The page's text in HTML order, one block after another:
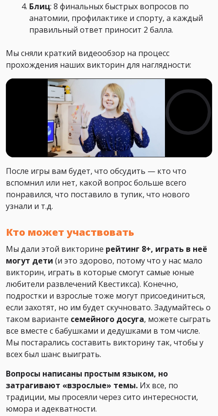
Блиц: 8 финальных быстрых вопросов по
анатомии, профилактике и спорту, а каждый
правильный ответ приносит 2 балла.
Мы сняли краткий видеообзор на процесс
прохождения наших викторин для наглядности:
После игры вам будет, что обсудить — кто что
вспомнил или нет, какой вопрос больше всего
понравился, что поставило в тупик, что нового
узнали и т.д.
Кто может участвовать
Мы дали этой викторине рейтинг 8+, играть в неё
могут дети (и это здорово, потому что у нас мало
викторин, играть в которые смогут самые юные
любители развлечений Квестикса). Конечно,
подростки и взрослые тоже могут присоединиться,
если захотят, но им будет скучновато. Задумайтесь о
таком варианте семейного досуга, можете сыграть
все вместе с бабушками и дедушками в том числе.
Мы постарались составить викторину так, чтобы у
всех был шанс выиграть.
Вопросы написаны простым языком, но
затрагивают «взрослые» темы. Их все, по
традиции, мы просеяли через сито интересности,
юмора и адекватности.